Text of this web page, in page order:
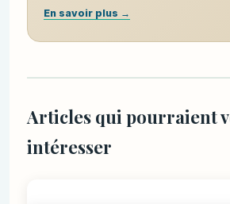
En savoir plus →
Articles qui pourraient
intéresser